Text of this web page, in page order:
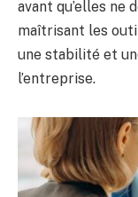
avant qu’elles ne
maîtrisant les
une stabilité et
l’entreprise.